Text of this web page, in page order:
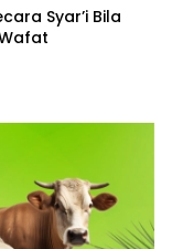
Syar’i Bila